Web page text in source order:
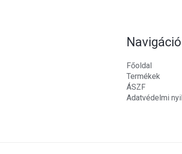
Navigáció
Főoldal
Termékek
ÁSZF
Adatvédelmi